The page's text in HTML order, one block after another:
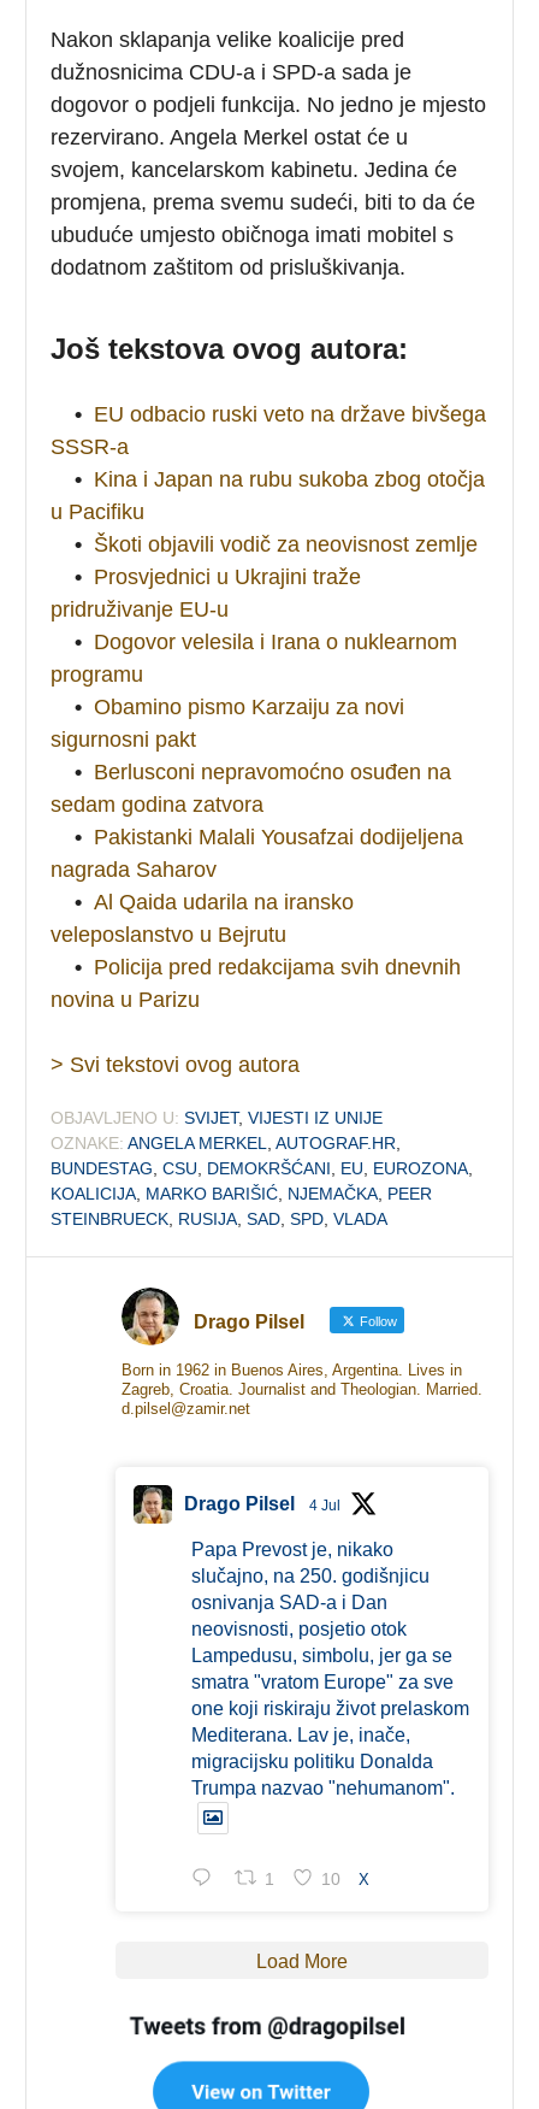
Nakon sklapanja velike koalicije pred
dužnosnicima CDU-a i SPD-a sada je
dogovor o podjeli funkcija. No jedno je mjesto
rezervirano. Angela Merkel ostat će u
svojem, kancelarskom kabinetu. Jedina će
promjena, prema svemu sudeći, biti to da će
ubuduće umjesto običnoga imati mobitel s
dodatnom zaštitom od prisluškivanja.
Još tekstova ovog autora:
• EU odbacio ruski veto na države bivšega
SSSR-a
• Kina i Japan na rubu sukoba zbog otočja
u Pacifiku
• Škoti objavili vodič za neovisnost zemlje
• Prosvjednici u Ukrajini traže
pridruživanje EU-u
• Dogovor velesila i Irana o nuklearnom
programu
• Obamino pismo Karzaiju za novi
sigurnosni pakt
• Berlusconi nepravomoćno osuđen na
sedam godina zatvora
• Pakistanki Malali Yousafzai dodijeljena
nagrada Saharov
• Al Qaida udarila na iransko
veleposlanstvo u Bejrutu
• Policija pred redakcijama svih dnevnih
novina u Parizu
> Svi tekstovi ovog autora
OBJAVLJENO U: SVIJET,VIJESTI IZ UNIJE
OZNAKE: ANGELA MERKEL ,AUTOGRAF.HR
BUNDESTAG ,CSU DEMOKRŠĆANI EU EUROZONA
KOALICIJA MARKO BARIŠIĆ NJEMAČKA PEER
STEINBRUECK RUSIJA ,SAD ,SPD ,VLADA
Drago Pilsel Follow
Born in 1962 in Buenos Aires, Argentina. Lives in
Zagreb, Croatia. Journalist and Theologian. Married.
d.pilsel@zamir.net
Drago Pilsel 4 Jul
Papa Prevost je, nikako
slučajno, na 250. godišnjicu
osnivanja SAD-a i Dan
neovisnosti, posjetio otok
Lampedusu, simbolu, jer ga se
smatra "vratom Europe" za sve
one koji riskiraju život prelaskom
Mediterana. Lav je, inače,
migracijsku politiku Donalda
Trumpa nazvao "nehumanom".
1 10 X
Load More